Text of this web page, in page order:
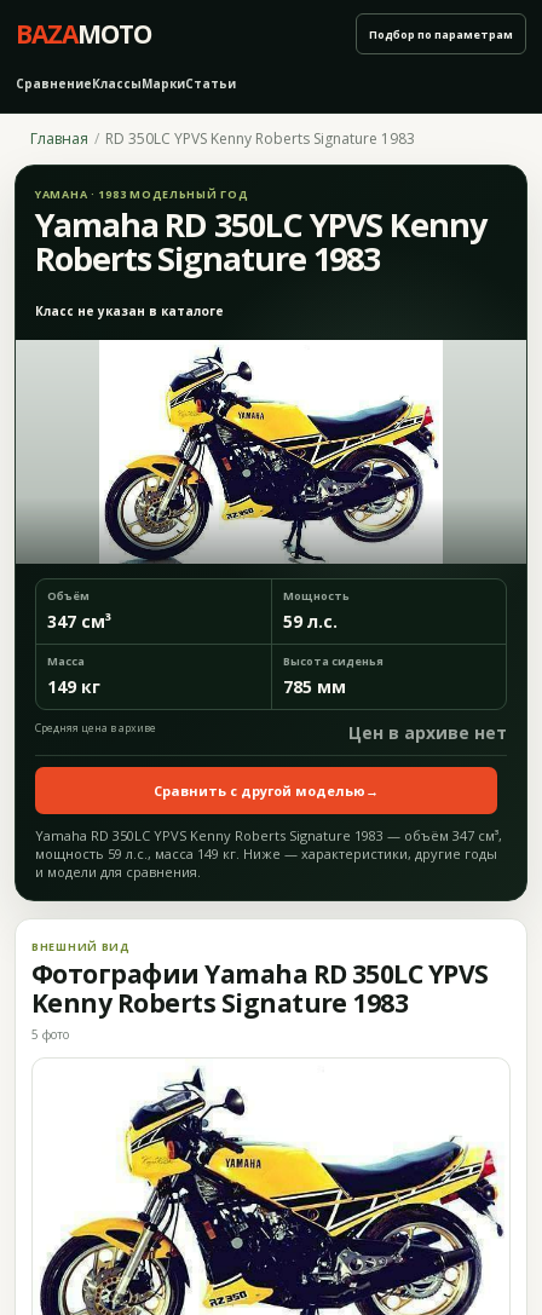
BAZAMOTO
СравнениеКлассыМаркиСтатьи
Подбор по параметрам
Главная RD 350LC YPVS Kenny Roberts Signature 1983
YAMAHA · 1983 МОДЕЛЬНЫЙ ГОД
Yamaha RD 350LC YPVS Kenny
Roberts Signature 1983
Класс не указан в каталоге
Объём
347 см³
Мощность
59 л.с.
Масса
149 кг
Высота сиденья
785 мм
Средняя цена в архиве Цен в архиве нет
Сравнить с другой моделью →
Yamaha RD 350LC YPVS Kenny Roberts Signature 1983 — объём 347 см³,
мощность 59 л.с., масса 149 кг. Ниже — характеристики, другие годы
и модели для сравнения.
ВНЕШНИЙ ВИД
Фотографии Yamaha RD 350LC YPVS
Kenny Roberts Signature 1983
5 фото